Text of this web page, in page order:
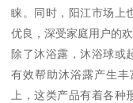
睐。同时，阳江市场上
优良，深受家庭用户的欢
除了沐浴露，沐浴球或
有效帮助沐浴露产生
上，这类产品有着各